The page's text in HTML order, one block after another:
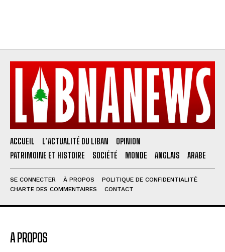
ACCUEIL L’ACTUALITÉ DU LIBAN
OPINION
PATRIMOINE ET HISTOIRE
SOCIÉTÉ MONDE ANGLAIS ARABE
SE CONNECTER À PROPOS
POLITIQUE DE CONFIDENTIALITÉ
CHARTE DES COMMENTAIRES
CONTACT
A PROPOS